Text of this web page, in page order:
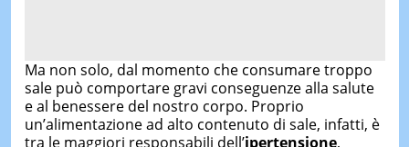
Ma non solo, dal momento che consumare troppo
sale può comportare gravi conseguenze alla salute
e al benessere del nostro corpo. Proprio
un’alimentazione ad alto contenuto di sale, infatti, è
tra le maggiori responsabili dell’ipertensione,